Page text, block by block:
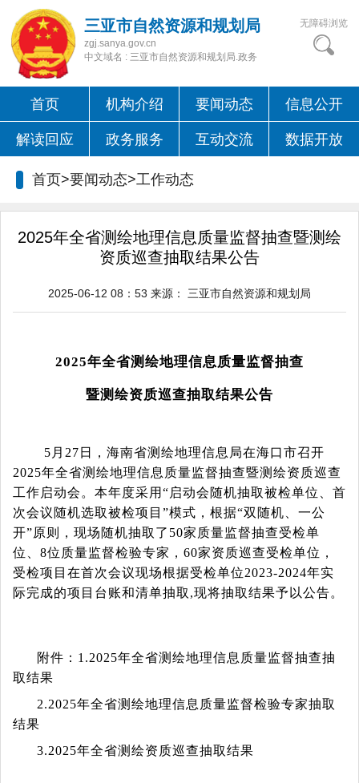
三亚市自然资源和规划局
zgj.sanya.gov.cn
中文域名 : 三亚市自然资源和规划局.政务
无障碍浏览
首页 机构介绍 要闻动态 信息公开
解读回应 政务服务 互动交流 数据开放
首页>要闻动态>工作动态
2025年全省测绘地理信息质量监督抽查暨测绘
资质巡查抽取结果公告
2025-06-12 08：53 来源： 三亚市自然资源和规划局
2025年全省测绘地理信息质量监督抽查
暨测绘资质巡查抽取结果公告
5月27日，海南省测绘地理信息局在海口市召开
2025年全省测绘地理信息质量监督抽查暨测绘资质巡查
工作启动会 。本年度采用 “启动会随机抽取被检单位、首
次会议随机选取被检项目”模式，根据“双随机、一公
开”原则， 现场随机抽取了 50家质量监督抽查受检单
位、8位质量监督检验专家，60家资质巡查受检单位，
受检项目在首次会议现场根据受检单位2023-2024年实
际完成的项目台账和清单抽取,现将抽取结果予以公告。
附件： 1.2025年全省测绘地理信息质量监督抽查抽
取结果
2.2025年全省测绘地理信息质量监督检验专家抽取
结果
3.2025年全省测绘资质巡查抽取结果